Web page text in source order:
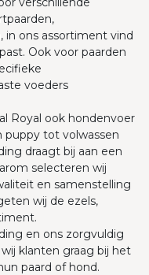
in ons assortiment vind
Ook voor paarden
voeders
Royal ook hondenvoer
puppy tot volwassen
draagt bij aan een
selecteren wij
en samenstelling
wij de ezels,
en ons zorgvuldig
klanten graag bij het
paard of hond.